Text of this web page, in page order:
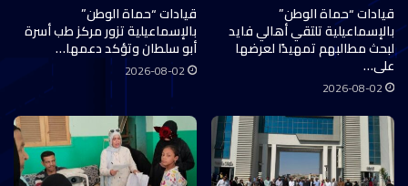
قيادات “حماة الوطن”
بالإسماعيلية تلتقي أهالي فايد
لبحث مطالبهم تمهيدًا لعرضها
على…
2026-08-02
قيادات “حماة الوطن”
بالإسماعيلية تزور مركز طب أسرة
أبو سلطان وتؤكد دعمها…
2026-08-02